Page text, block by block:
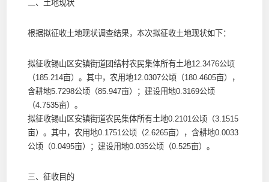
二、土地现状
根据拟征收土地现状调查结果，本次拟征收土地现状如下：
拟征收锡山区安镇街道团结村农民集体所有土地12.3476公顷
（185.214亩）。其中，农用地12.0307公顷（180.4605亩），
含耕地5.7298公顷（85.947亩）；建设用地0.3169公顷
（4.7535亩）。
拟征收锡山区安镇街道农民集体所有土地0.2101公顷（3.1515
亩）。其中，农用地0.1751公顷（2.6265亩），含耕地0.0033
公顷（0.0495亩）；建设用地0.035公顷（0.525亩）。
三、征收目的